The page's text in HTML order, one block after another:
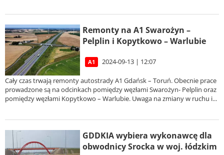
Remonty na A1 Swarożyn –
Pelplin i Kopytkowo – Warlubie
A1 2024-09-13 | 12:07
Cały czas trwają remonty autostrady A1 Gdańsk – Toruń. Obecnie prace
prowadzone są na odcinkach pomiędzy węzłami Swarożyn- Pelplin oraz
pomiędzy węzłami Kopytkowo – Warlubie. Uwaga na zmiany w ruchu i...
GDDKIA wybiera wykonawcę dla
obwodnicy Srocka w woj. łódzkim